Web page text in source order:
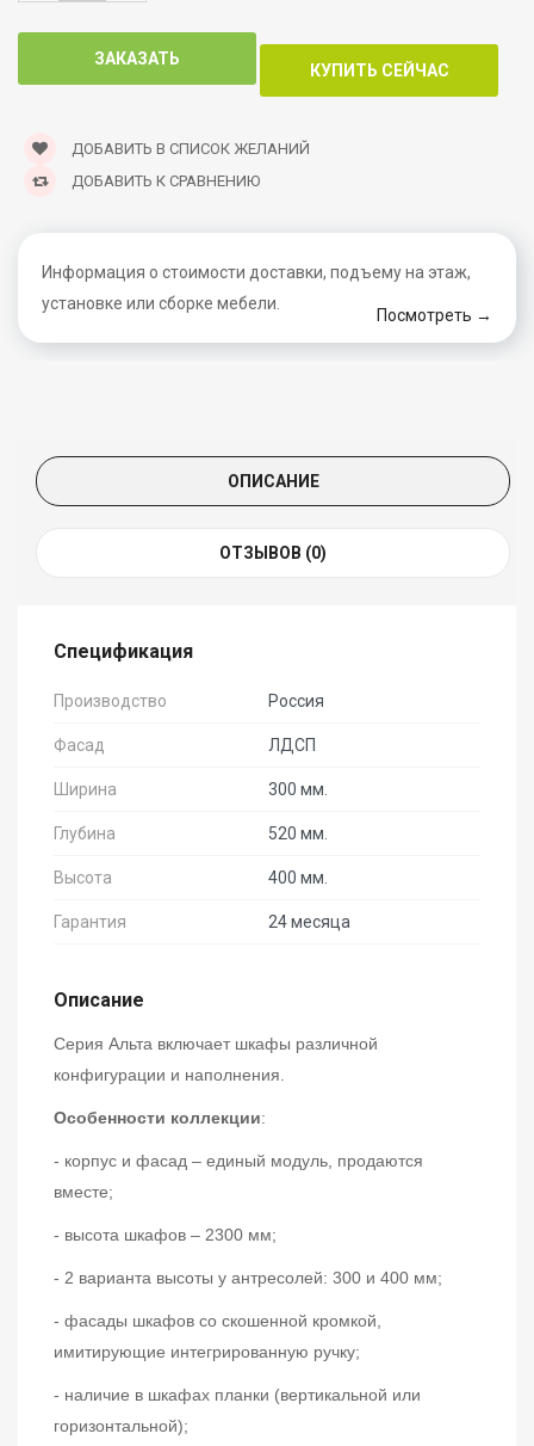
ДОБАВИТЬ В СПИСОК ЖЕЛАНИЙ
ДОБАВИТЬ К СРАВНЕНИЮ
Информация о стоимости доставки, подъему на этаж,
установке или сборке мебели.
Посмотреть →
ОПИСАНИЕ
ОТЗЫВОВ (0)
Спецификация
Производство Россия
Фасад ЛДСП
Ширина 300 мм.
Глубина 520 мм.
Высота 400 мм.
Гарантия 24 месяца
Описание
Серия Альта включает шкафы различной
конфигурации и наполнения.
Особенности коллекции:
- корпус и фасад – единый модуль, продаются
вместе;
- высота шкафов – 2300 мм;
- 2 варианта высоты у антресолей: 300 и 400 мм;
- фасады шкафов со скошенной кромкой,
имитирующие интегрированную ручку;
- наличие в шкафах планки (вертикальной или
горизонтальной);